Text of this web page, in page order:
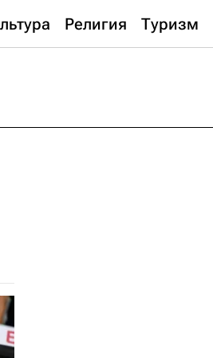
Религия Туризм